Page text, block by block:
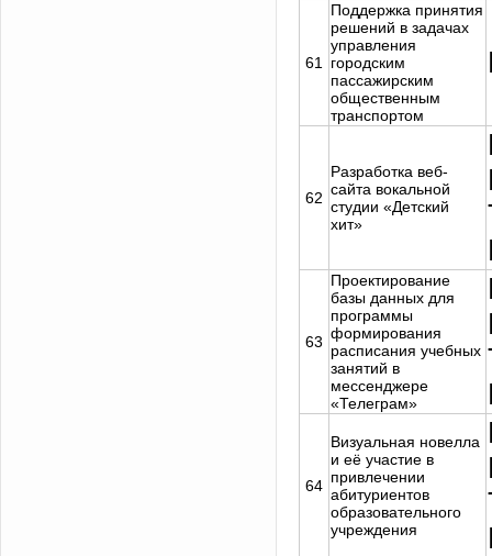
61
Поддержка принятия
решений в задачах
управления
городским
пассажирским
общественным
транспортом
62
Разработка веб-
сайта вокальной
студии «Детский
хит»
63
Проектирование
базы данных для
программы
формирования
расписания учебных
занятий в
мессенджере
«Телеграм»
64
Визуальная новелла
и её участие в
привлечении
абитуриентов
образовательного
учреждения